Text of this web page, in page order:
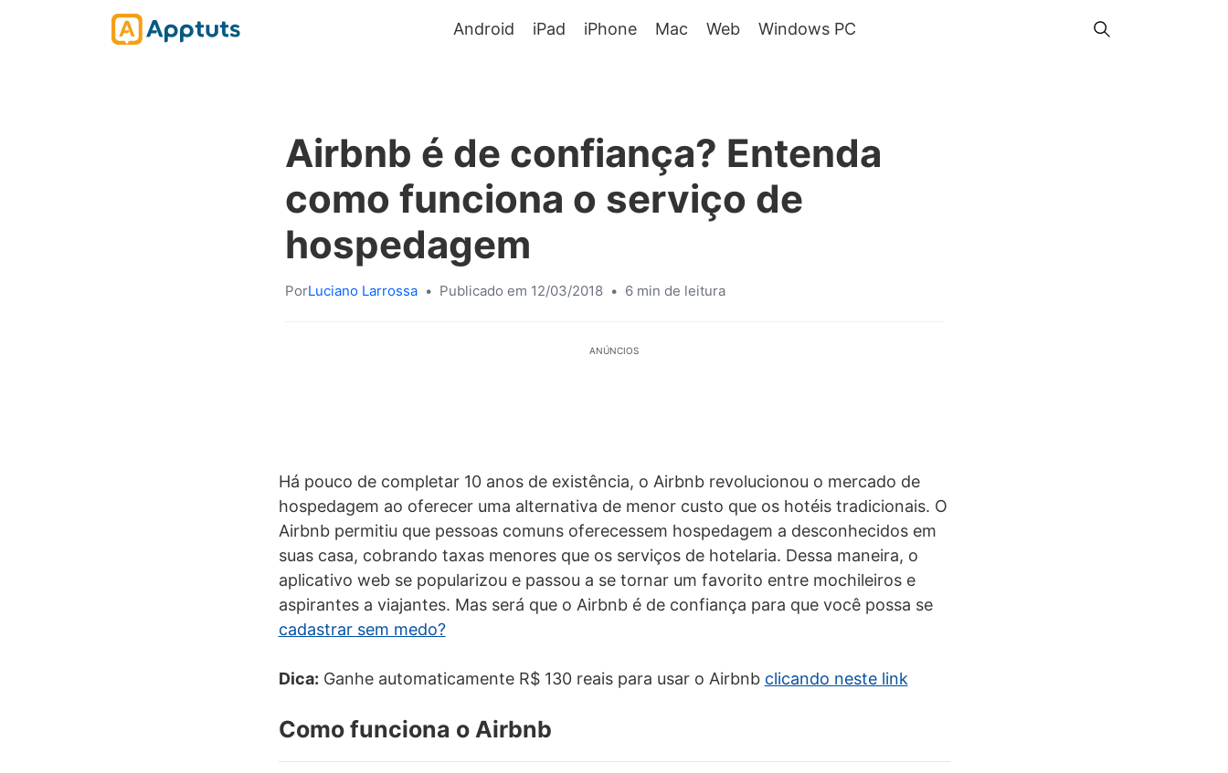
Android iPad iPhone Mac Web Windows PC
Airbnb é de confiança? Entenda
como funciona o serviço de
hospedagem
PorLuciano Larrossa • Publicado em 12/03/2018 • 6 min de leitura
ANÚNCIOS
Há pouco de completar 10 anos de existência, o Airbnb revolucionou o mercado de
hospedagem ao oferecer uma alternativa de menor custo que os hotéis tradicionais. O
Airbnb permitiu que pessoas comuns oferecessem hospedagem a desconhecidos em
suas casa, cobrando taxas menores que os serviços de hotelaria. Dessa maneira, o
aplicativo web se popularizou e passou a se tornar um favorito entre mochileiros e
aspirantes a viajantes. Mas será que o Airbnb é de confiança para que você possa se
cadastrar sem medo?
Dica: Ganhe automaticamente R$ 130 reais para usar o Airbnb clicando neste link
Como funciona o Airbnb